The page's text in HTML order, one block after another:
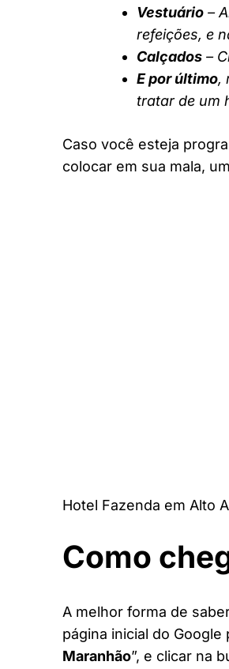
Vestuário –
refeições, e
Calçados –
E por último,
tratar de um
Caso você esteja
colocar em sua mala,
Hotel Fazenda em Alto
Como
A melhor forma de
página inicial do
Maranhão”, e clicar na